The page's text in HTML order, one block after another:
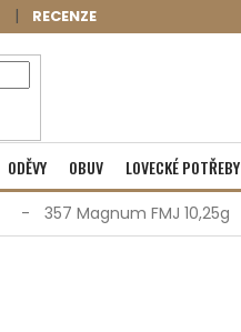
RECENZE
NÁKUPNÍ
KOŠÍK
Prázdný košík
ODĚVY OBUV LOVECKÉ POTŘEBY
357 Magnum FMJ 10,25g